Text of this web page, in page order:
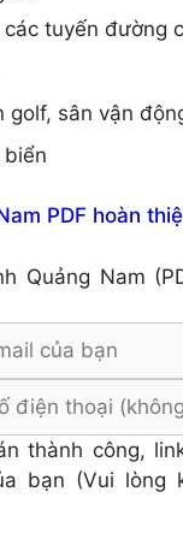
tuyến đường
golf, sân vận
biển
Quảng Nam
thành công,
bạn (Vui lòng